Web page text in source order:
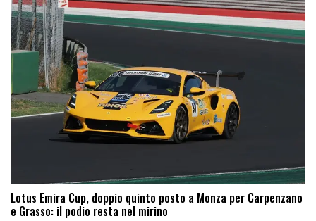
Lotus Emira Cup, doppio quinto posto a Monza per Carpenzano
e Grasso: il podio resta nel mirino